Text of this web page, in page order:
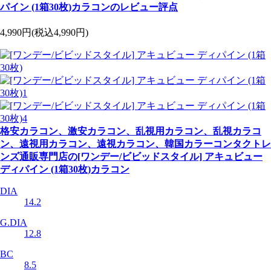
パイン (1箱30枚)カラコンのレビュー評点
4,990円(税込4,990円)
格安カラコン、激安カラコン、乱視用カラコン、乱視カラコ
ン、遠視用カラコン、遠視カラコン、韓国カラーコンタクトレ
ンズ通販専門店の[ワンデー/ビビッドスタイル] アキュビュー
ディパイン (1箱30枚)カラコン
DIA
14.2
G.DIA
12.8
BC
8.5